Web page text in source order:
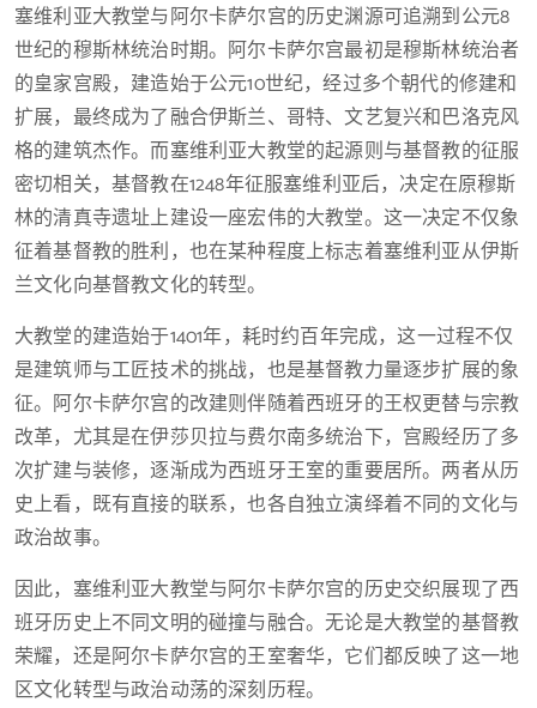
塞维利亚大教堂与阿尔卡萨尔宫的历史渊源可追溯到公元8
世纪的穆斯林统治时期。阿尔卡萨尔宫最初是穆斯林统治者
的皇家宫殿，建造始于公元10世纪，经过多个朝代的修建和
扩展，最终成为了融合伊斯兰、哥特、文艺复兴和巴洛克风
格的建筑杰作。而塞维利亚大教堂的起源则与基督教的征服
密切相关，基督教在1248年征服塞维利亚后，决定在原穆斯
林的清真寺遗址上建设一座宏伟的大教堂。这一决定不仅象
征着基督教的胜利，也在某种程度上标志着塞维利亚从伊斯
兰文化向基督教文化的转型。
大教堂的建造始于1401年，耗时约百年完成，这一过程不仅
是建筑师与工匠技术的挑战，也是基督教力量逐步扩展的象
征。阿尔卡萨尔宫的改建则伴随着西班牙的王权更替与宗教
改革，尤其是在伊莎贝拉与费尔南多统治下，宫殿经历了多
次扩建与装修，逐渐成为西班牙王室的重要居所。两者从历
史上看，既有直接的联系，也各自独立演绎着不同的文化与
政治故事。
因此，塞维利亚大教堂与阿尔卡萨尔宫的历史交织展现了西
班牙历史上不同文明的碰撞与融合。无论是大教堂的基督教
荣耀，还是阿尔卡萨尔宫的王室奢华，它们都反映了这一地
区文化转型与政治动荡的深刻历程。